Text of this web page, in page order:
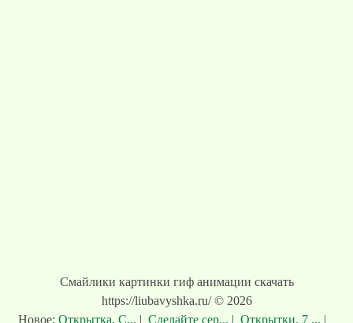
Смайлики картинки гиф анимации скачать
https://liubavyshka.ru/ © 2026
Новое: Открытка. С... | Сделайте сер... | Открытки. 7 ... |